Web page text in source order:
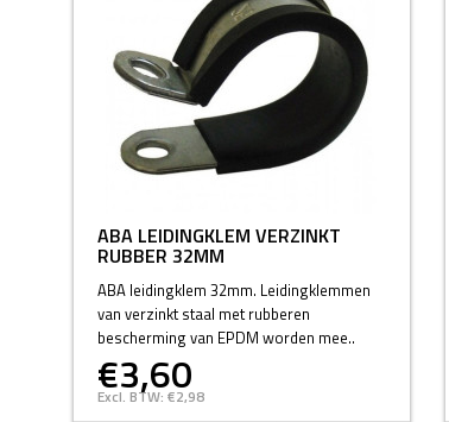
ABA LEIDINGKLEM VERZINKT
RUBBER 32MM
ABA leidingklem 32mm. Leidingklemmen
van verzinkt staal met rubberen
bescherming van EPDM worden mee..
€3,60
Excl. BTW: €2,98